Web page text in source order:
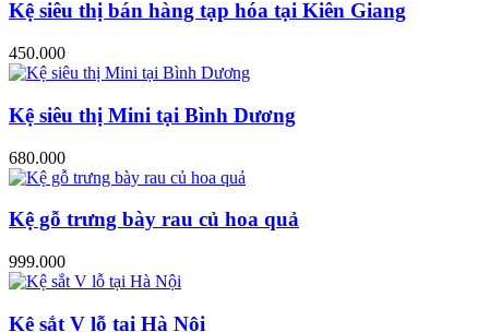
Kệ siêu thị bán hàng tạp hóa tại Kiên Giang
450.000
Kệ siêu thị Mini tại Bình Dương
680.000
Kệ gỗ trưng bày rau củ hoa quả
999.000
Kệ sắt V lỗ tại Hà Nội